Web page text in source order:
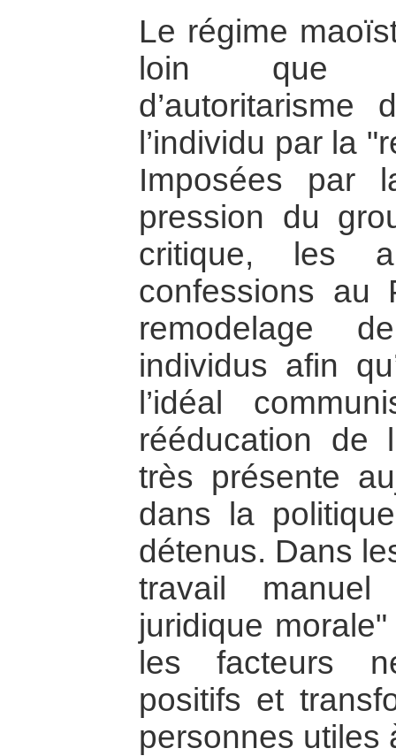
Le régime
loin que
l’individu par la
Imposées par
pression du
critique, les
confessions au
remodelage
individus afin
l’idéal
rééducation de
très présente
dans la
détenus. Dans
travail
juridique
les facteurs
positifs et
personnes utiles